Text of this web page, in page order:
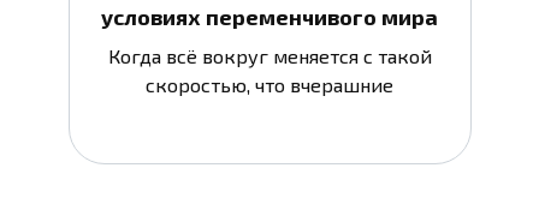
условиях переменчивого мира
Когда всё вокруг меняется с такой
скоростью, что вчерашние